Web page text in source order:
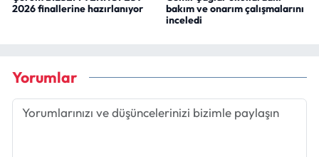
2026 finallerine hazırlanıyor
bakım ve onarım çalışmalarını
inceledi
Yorumlar